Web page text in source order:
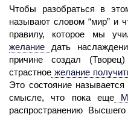
Чтобы разобраться в
называют словом “мир” и
правилу, которое мы
желание дать
причине создал (Творец)
страстное желание
Это состояние
смысле, что пока еще
распространению